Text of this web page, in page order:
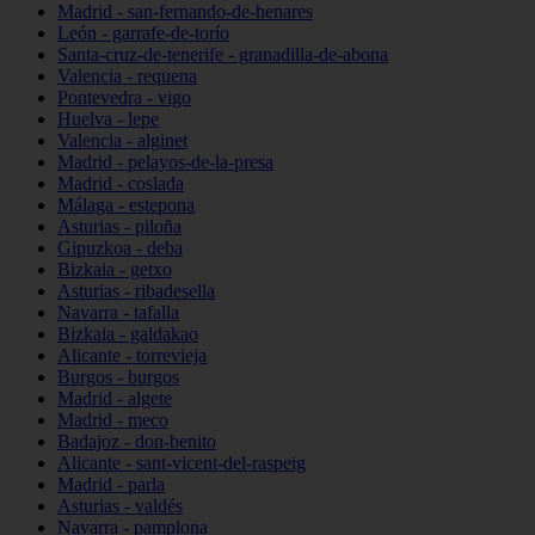
Madrid - san-fernando-de-henares
León - garrafe-de-torío
Santa-cruz-de-tenerife - granadilla-de-abona
Valencia - requena
Pontevedra - vigo
Huelva - lepe
Valencia - alginet
Madrid - pelayos-de-la-presa
Madrid - coslada
Málaga - estepona
Asturias - piloña
Gipuzkoa - deba
Bizkaia - getxo
Asturias - ribadesella
Navarra - tafalla
Bizkaia - galdakao
Alicante - torrevieja
Burgos - burgos
Madrid - algete
Madrid - meco
Badajoz - don-benito
Alicante - sant-vicent-del-raspeig
Madrid - parla
Asturias - valdés
Navarra - pamplona